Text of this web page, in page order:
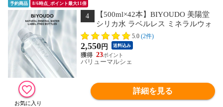
予約商品 8/6時点_ポイント最大11倍
4
【500ml×42本】BIYOUDO 美陽堂
シリカ水 ラベルレス ミネラルウォ
ーター完全国産天然水
5.0 (2件)
2,550円 送料込み
23
バリューマルシェ
詳細を見る